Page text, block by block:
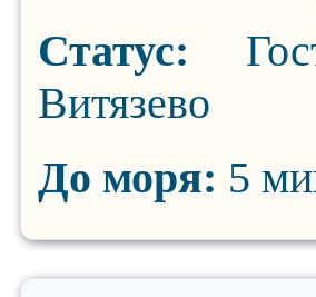
Статус:
Витязево
До моря: 5